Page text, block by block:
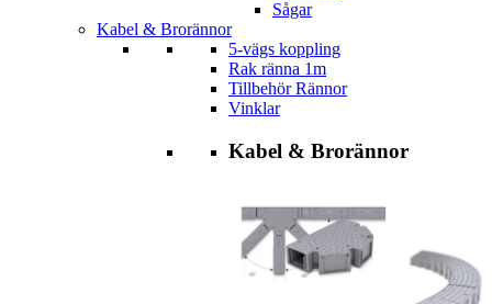
Sågar
Kabel & Brorännor
5-vägs koppling
Rak ränna 1m
Tillbehör Rännor
Vinklar
Kabel & Brorännor